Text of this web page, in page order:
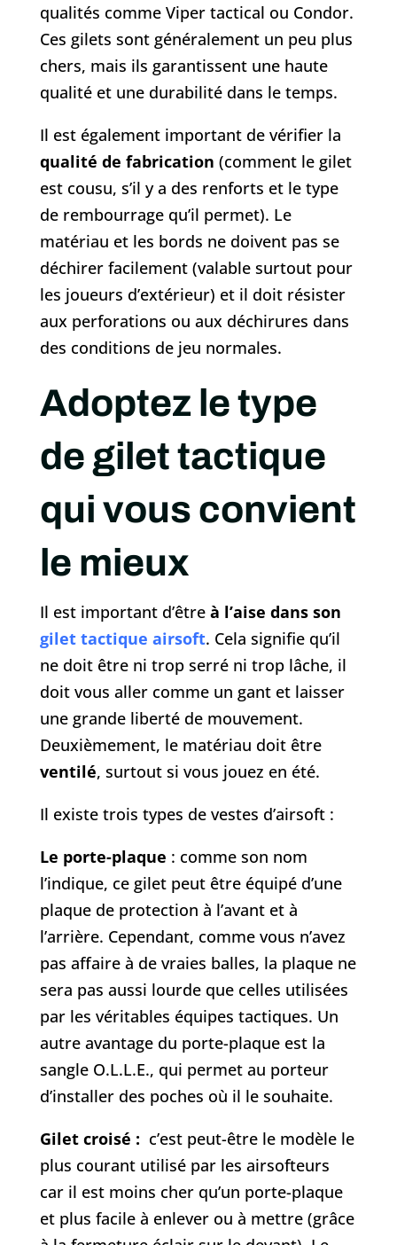
qualités comme Viper tactical ou Condor.
Ces gilets sont généralement un peu plus
chers, mais ils garantissent une haute
qualité et une durabilité dans le temps.
Il est également important de vérifier la
qualité de fabrication (comment le gilet
est cousu, s’il y a des renforts et le type
de rembourrage qu’il permet). Le
matériau et les bords ne doivent pas se
déchirer facilement (valable surtout pour
les joueurs d’extérieur) et il doit résister
aux perforations ou aux déchirures dans
des conditions de jeu normales.
Adoptez le type
de gilet tactique
qui vous convient
le mieux
Il est important d’être à l’aise dans son
gilet tactique airsoft. Cela signifie qu’il
ne doit être ni trop serré ni trop lâche, il
doit vous aller comme un gant et laisser
une grande liberté de mouvement.
Deuxièmement, le matériau doit être
ventilé, surtout si vous jouez en été.
Il existe trois types de vestes d’airsoft :
Le porte-plaque : comme son nom
l’indique, ce gilet peut être équipé d’une
plaque de protection à l’avant et à
l’arrière. Cependant, comme vous n’avez
pas affaire à de vraies balles, la plaque ne
sera pas aussi lourde que celles utilisées
par les véritables équipes tactiques. Un
autre avantage du porte-plaque est la
sangle O.L.L.E., qui permet au porteur
d’installer des poches où il le souhaite.
Gilet croisé : c’est peut-être le modèle le
plus courant utilisé par les airsofteurs
car il est moins cher qu’un porte-plaque
et plus facile à enlever ou à mettre (grâce